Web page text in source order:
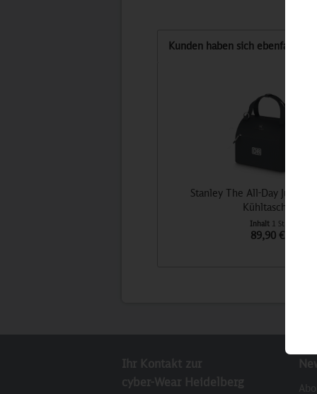
Kunden haben sich ebenfalls
Stanley The All-Day Julienne
Kühltasche
Inhalt 1 St
89,90 €
Ihr Kontakt zur
cyber-Wear Heidelberg